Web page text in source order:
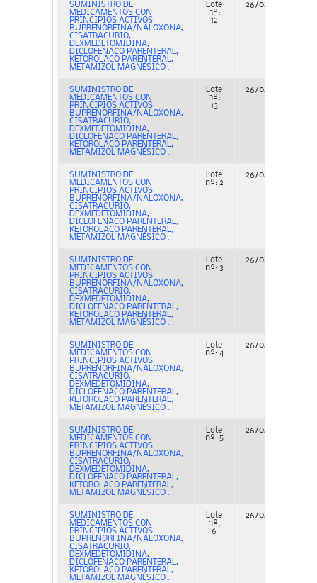
SUMINISTRO DE
MEDICAMENTOS CON
PRINCIPIOS ACTIVOS
BUPRENORFINA/NALOXONA,
CISATRACURIO,
DEXMEDETOMIDINA,
DICLOFENACO PARENTERAL,
KETOROLACO PARENTERAL,
METAMIZOL MAGNÉSICO ...
Lote
nº:
12
26/04/2023
SUMINISTRO DE
MEDICAMENTOS CON
PRINCIPIOS ACTIVOS
BUPRENORFINA/NALOXONA,
CISATRACURIO,
DEXMEDETOMIDINA,
DICLOFENACO PARENTERAL,
KETOROLACO PARENTERAL,
METAMIZOL MAGNÉSICO ...
Lote
nº:
13
26/04/2023
SUMINISTRO DE
MEDICAMENTOS CON
PRINCIPIOS ACTIVOS
BUPRENORFINA/NALOXONA,
CISATRACURIO,
DEXMEDETOMIDINA,
DICLOFENACO PARENTERAL,
KETOROLACO PARENTERAL,
METAMIZOL MAGNÉSICO ...
Lote
nº: 2
26/04/2023
SUMINISTRO DE
MEDICAMENTOS CON
PRINCIPIOS ACTIVOS
BUPRENORFINA/NALOXONA,
CISATRACURIO,
DEXMEDETOMIDINA,
DICLOFENACO PARENTERAL,
KETOROLACO PARENTERAL,
METAMIZOL MAGNÉSICO ...
Lote
nº: 3
26/04/2023
SUMINISTRO DE
MEDICAMENTOS CON
PRINCIPIOS ACTIVOS
BUPRENORFINA/NALOXONA,
CISATRACURIO,
DEXMEDETOMIDINA,
DICLOFENACO PARENTERAL,
KETOROLACO PARENTERAL,
METAMIZOL MAGNÉSICO ...
Lote
nº: 4
26/04/2023
SUMINISTRO DE
MEDICAMENTOS CON
PRINCIPIOS ACTIVOS
BUPRENORFINA/NALOXONA,
CISATRACURIO,
DEXMEDETOMIDINA,
DICLOFENACO PARENTERAL,
KETOROLACO PARENTERAL,
METAMIZOL MAGNÉSICO ...
Lote
nº: 5
26/04/2023
SUMINISTRO DE
MEDICAMENTOS CON
PRINCIPIOS ACTIVOS
BUPRENORFINA/NALOXONA,
CISATRACURIO,
DEXMEDETOMIDINA,
DICLOFENACO PARENTERAL,
KETOROLACO PARENTERAL,
METAMIZOL MAGNÉSICO ...
Lote
nº:
6
26/04/2023